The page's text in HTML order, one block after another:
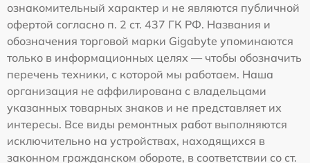
ознакомительный характер и не являются публичной
офертой согласно п. 2 ст. 437 ГК РФ. Названия и
обозначения торговой марки Gigabyte упоминаются
только в информационных целях — чтобы обозначить
перечень техники, с которой мы работаем. Наша
организация не аффилирована с владельцами
указанных товарных знаков и не представляет их
интересы. Все виды ремонтных работ выполняются
исключительно на устройствах, находящихся в
законном гражданском обороте, в соответствии со ст.